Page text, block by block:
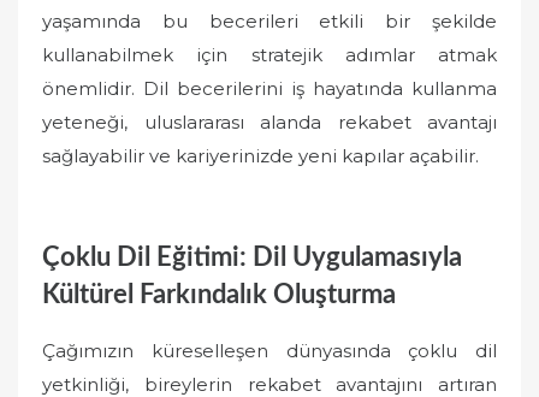
yaşamında bu becerileri etkili bir şekilde
kullanabilmek için stratejik adımlar atmak
önemlidir. Dil becerilerini iş hayatında kullanma
yeteneği, uluslararası alanda rekabet avantajı
sağlayabilir ve kariyerinizde yeni kapılar açabilir.
Çoklu Dil Eğitimi: Dil Uygulamasıyla
Kültürel Farkındalık Oluşturma
Çağımızın küreselleşen dünyasında çoklu dil
yetkinliği, bireylerin rekabet avantajını artıran